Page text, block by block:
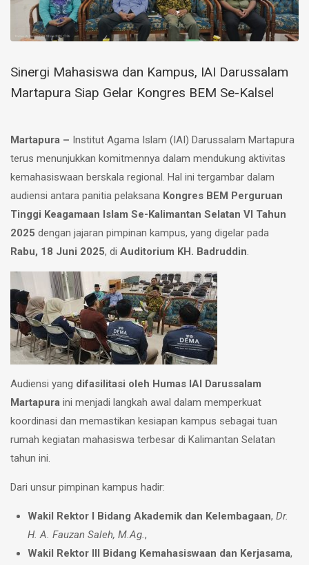
Sinergi Mahasiswa dan Kampus, IAI Darussalam
Martapura Siap Gelar Kongres BEM Se-Kalsel
Martapura – Institut Agama Islam (IAI) Darussalam Martapura
terus menunjukkan komitmennya dalam mendukung aktivitas
kemahasiswaan berskala regional. Hal ini tergambar dalam
audiensi antara panitia pelaksana Kongres BEM Perguruan
Tinggi Keagamaan Islam Se-Kalimantan Selatan VI Tahun
2025 dengan jajaran pimpinan kampus, yang digelar pada
Rabu, 18 Juni 2025, di Auditorium KH. Badruddin.
Audiensi yang difasilitasi oleh Humas IAI Darussalam
Martapura ini menjadi langkah awal dalam memperkuat
koordinasi dan memastikan kesiapan kampus sebagai tuan
rumah kegiatan mahasiswa terbesar di Kalimantan Selatan
tahun ini.
Dari unsur pimpinan kampus hadir:
Wakil Rektor I Bidang Akademik dan Kelembagaan, Dr.
H. A. Fauzan Saleh, M.Ag.,
Wakil Rektor III Bidang Kemahasiswaan dan Kerjasama,